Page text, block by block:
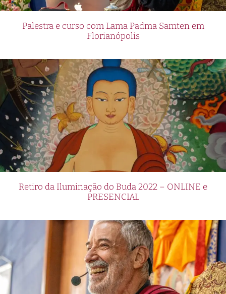
Palestra e curso com Lama Padma Samten em
Florianópolis
Retiro da Iluminação do Buda 2022 – ONLINE e
PRESENCIAL